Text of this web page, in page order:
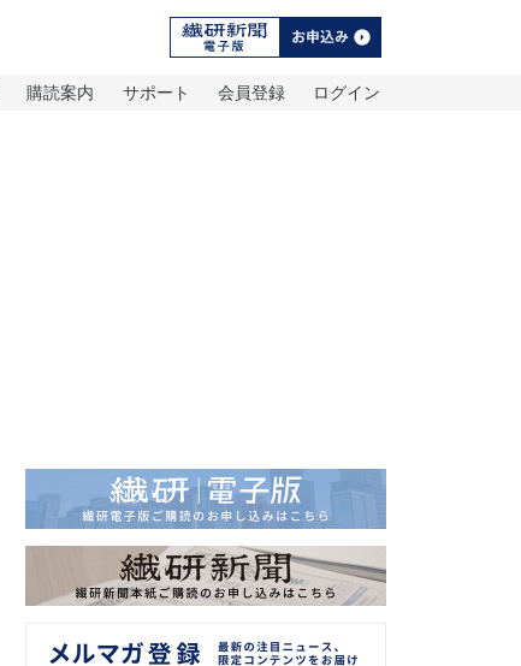
ログイン
会員登録
サポート
購読案内